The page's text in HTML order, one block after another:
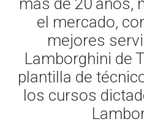
mas de 20 años,
el mercado,
mejores
Lamborghini de
plantilla de
los cursos